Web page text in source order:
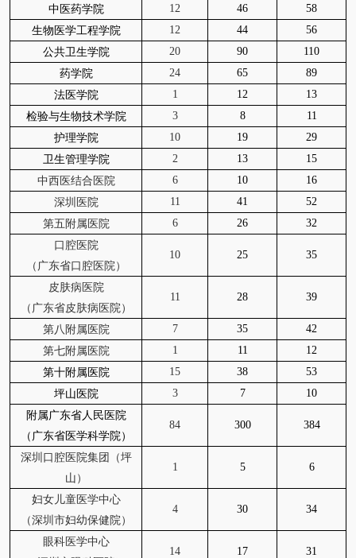
中医药学院
12 46
58
生物医学工程学院
12 44
56
公共卫生学院
20 90
110
药学院
24 65
89
法医学院
1 12
13
检验与生物技术学院
3 8
11
护理学院
10 19
29
卫生管理学院
2 13
15
中西医结合医院
6 10
16
深圳医院
11 41
52
第五附属医院
6 26
32
口腔医院
（广东省口腔医院）
10 25 35
皮肤病医院
（广东省皮肤病医院）
11 28 39
第八附属医院 7 35
42
第七附属医院
1 11
12
第十附属医院
15 38
53
坪山医院
3 7
10
附属广东省人民医院
（广东省医学科学院）
84 300 384
深圳口腔医院集团（坪
山）
1 5 6
妇女儿童医学中心
（深圳市妇幼保健院）
4 30 34
眼科医学中心
14 17 31